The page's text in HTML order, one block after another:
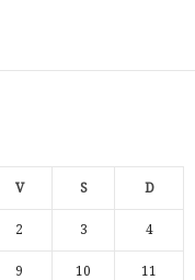
V S D
2 3 4
9 10 11